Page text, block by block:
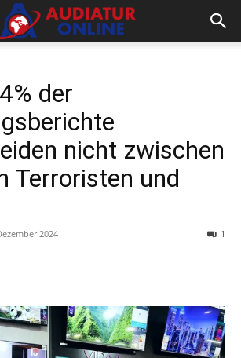
der
nicht zwischen
Terroristen und
2024 1